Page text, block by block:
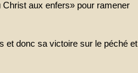
Christ aux enfers» pour ramener
et donc sa victoire sur le péché et